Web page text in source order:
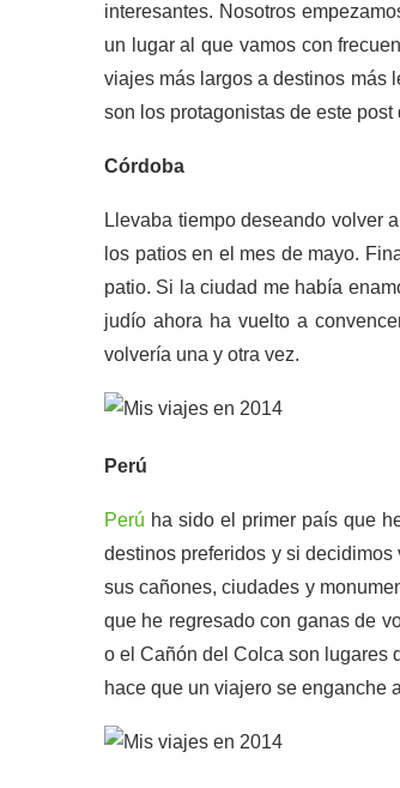
interesantes. Nosotros
un lugar al que vamos con
viajes más largos a destinos más
son los protagonistas de este
Córdoba
Llevaba tiempo deseando volver
los patios en el mes de mayo.
patio. Si la ciudad me había
judío ahora ha vuelto a
volvería una y otra vez.
Perú
Perú ha sido el primer país que
destinos preferidos y si
sus cañones, ciudades y
que he regresado con ganas de
o el Cañón del Colca son lugares
hace que un viajero se enganche